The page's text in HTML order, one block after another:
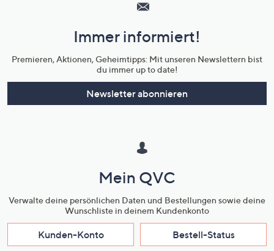
Unternehmensinformationen
Immer informiert!
Premieren, Aktionen, Geheimtipps: Mit unseren Newslettern bist
du immer up to date!
Newsletter abonnieren
Mein QVC
Verwalte deine persönlichen Daten und Bestellungen sowie deine
Wunschliste in deinem Kundenkonto
Kunden-Konto Bestell-Status